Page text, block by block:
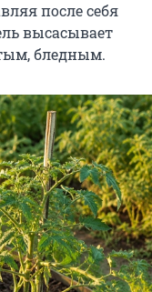
после себя
высасывает
бледным.